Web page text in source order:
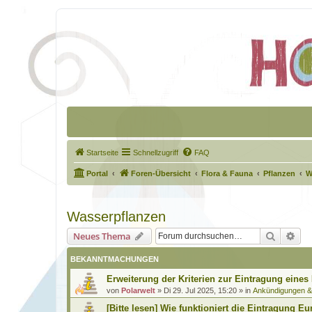
Startseite Schnellzugriff FAQ
Portal Foren-Übersicht Flora & Fauna Pflanzen
Wasserpflanzen
Neues Thema Suche
BEKANNTMACHUNGEN
Erweiterung der Kriterien zur Eintragung eines
von Polarwelt » Di 29. Jul 2025, 15:20 » in Ankündigungen
[Bitte lesen] Wie funktioniert die Eintragung